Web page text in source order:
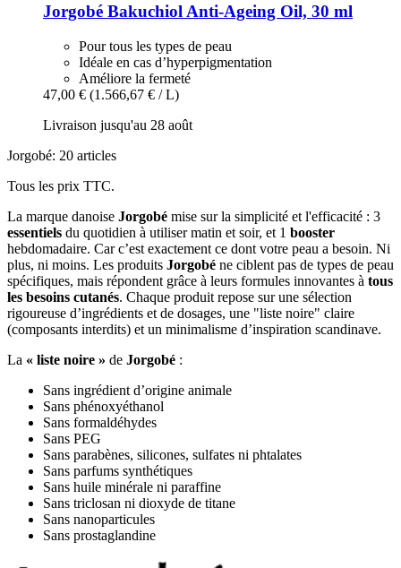
Jorgobé Bakuchiol Anti-​Ageing Oil, 30 ml
Pour tous les types de peau
Idéale en cas d’hyperpigmentation
Améliore la fermeté
47,00 € (1.566,67 € / L)
Livraison jusqu'au 28 août
Jorgobé: 20 articles
Tous les prix TTC.
La marque danoise Jorgobé mise sur la simplicité et l'efficacité : 3
essentiels du quotidien à utiliser matin et soir, et 1 booster
hebdomadaire. Car c’est exactement ce dont votre peau a besoin. Ni
plus, ni moins. Les produits Jorgobé ne ciblent pas de types de peau
spécifiques, mais répondent grâce à leurs formules innovantes à tous
les besoins cutanés. Chaque produit repose sur une sélection
rigoureuse d’ingrédients et de dosages, une "liste noire" claire
(composants interdits) et un minimalisme d’inspiration scandinave.
La « liste noire » de Jorgobé :
Sans ingrédient d’origine animale
Sans phénoxyéthanol
Sans formaldéhydes
Sans PEG
Sans parabènes, silicones, sulfates ni phtalates
Sans parfums synthétiques
Sans huile minérale ni paraffine
Sans triclosan ni dioxyde de titane
Sans nanoparticules
Sans prostaglandine